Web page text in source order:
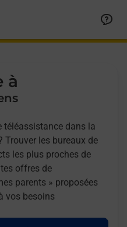
à
téléassistance dans la
Trouver les bureaux de
les plus proches de
offres de
parents » proposées
vos besoins